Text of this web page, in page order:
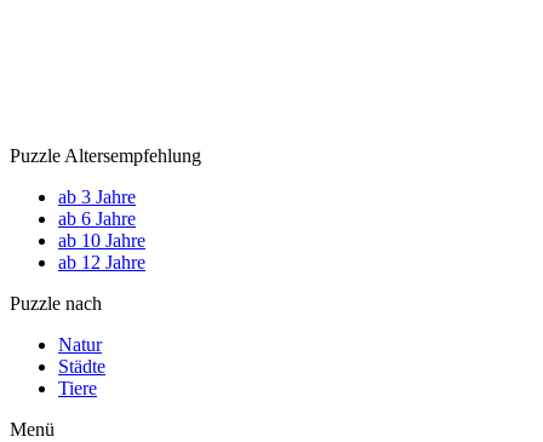
Puzzle Altersempfehlung
ab 3 Jahre
ab 6 Jahre
ab 10 Jahre
ab 12 Jahre
Puzzle nach
Natur
Städte
Tiere
Menü